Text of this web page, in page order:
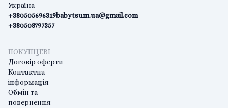
Україна
+380505696319
+380508797357
babytsum.ua@gmail.com
ПОКУПЦЕВІ
Договір оферти
Контактна
інформація
Обмін та
повернення